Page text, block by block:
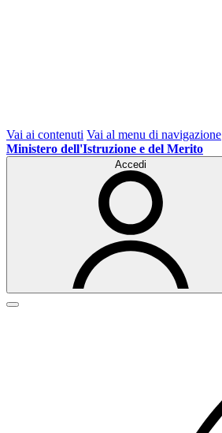
Vai ai contenuti Vai al menu di navigazione
Ministero dell'Istruzione e del Merito
Accedi